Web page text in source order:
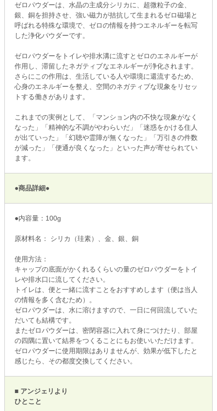
ゼロパウダーは、水晶の主成分シリカに、超微粒子の金、
銀、銅を担持させ、強い磁力が拮抗して生まれるゼロ磁場と
呼ばれる特殊な環境で、ゼロの情報を持つエネルギーを転写
した浄化パウダーです。
ゼロパウダーをトイレや排水溝に流すとゼロのエネルギーが
作用し、滞留したネガティブなエネルギーが浄化されます。
さらにこの作用は、生活している人や環境に還流するため、
心身のエネルギーを整え、空間のネガティブな現象をリセッ
トする働きがあります。
これまでの実例として、「マンション内の不快な現象がなく
なった」「精神的な不調がやわらいだ」「迷惑をかける住人
が出ていった」「幻聴や霊障が無くなった」「万引きの件数
が減った」「便通が良くなった」といった声が寄せられてい
ます。
●商品詳細●
●内容量：100g
原材料名： シリカ（珪素）、金、銀、銅
使用方法：
キャップの底面がかくれるくらいの量のゼロパウダーをトイ
レや排水口に流してください。
トイレは、便と一緒に流すことをおすすめします（便は当人
の情報を多く含むため）。
ゼロパウダーは、水に溶けますので、一日に何回流していた
だいても結構です。
またゼロパウダーは、密閉容器に入れて身につけたり、部屋
の四隅に置いて結界をつくることにもお使いいただけます。
ゼロパウダーに使用期限はありませんが、効果が低下したと
感じたら、その都度交換してください。
■ アンジェリより
ひとこと